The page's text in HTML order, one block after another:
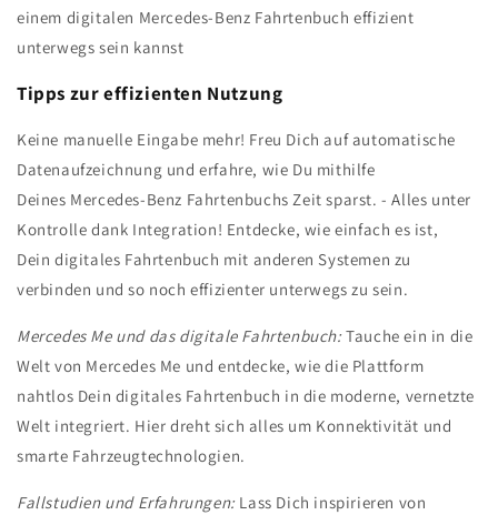
einem digitalen Mercedes-Benz Fahrtenbuch effizient
unterwegs sein kannst
Tipps zur effizienten Nutzung
Keine manuelle Eingabe mehr! Freu Dich auf automatische
Datenaufzeichnung und erfahre, wie Du mithilfe
Deines Mercedes-Benz Fahrtenbuchs Zeit sparst. - Alles unter
Kontrolle dank Integration! Entdecke, wie einfach es ist,
Dein digitales Fahrtenbuch mit anderen Systemen zu
verbinden und so noch effizienter unterwegs zu sein.
Mercedes Me und das digitale Fahrtenbuch:Tauche ein in die
Welt von Mercedes Me und entdecke, wie die Plattform
nahtlos Dein digitales Fahrtenbuch in die moderne, vernetzte
Welt integriert. Hier dreht sich alles um Konnektivität und
smarte Fahrzeugtechnologien.
Fallstudien und Erfahrungen: Lass Dich inspirieren von